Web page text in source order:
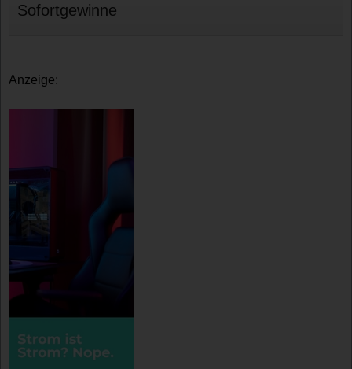
Sofortgewinne
Anzeige: